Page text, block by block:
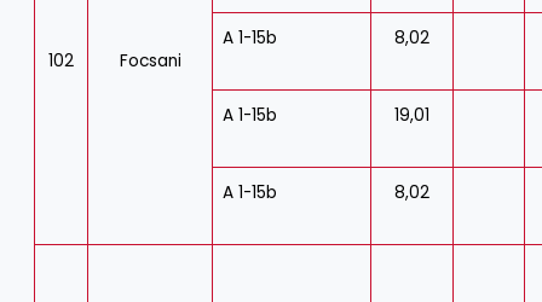
102 Focsani
A 1-15b 8,02
A 1-15b 19,01
A 1-15b 8,02